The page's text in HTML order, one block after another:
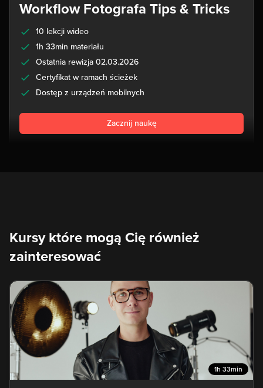
Workflow Fotografa Tips & Tricks
10 lekcji wideo
1h 33min materiału
Ostatnia rewizja 02.03.2026
Certyfikat w ramach ścieżek
Dostęp z urządzeń mobilnych
Zacznij naukę
Kursy które mogą Cię również
zainteresować
1h 33min